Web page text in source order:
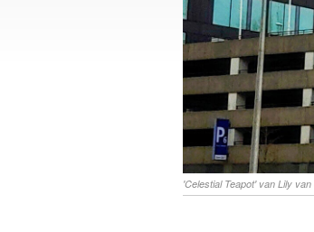
'Celestial Teapot' van Lily